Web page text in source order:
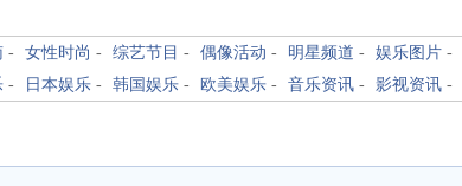
- 女性时尚 - 综艺节目 - 偶像活动 - 明星频道 - 娱乐图片 -
- 日本娱乐 - 韩国娱乐 - 欧美娱乐 - 音乐资讯 - 影视资讯 -